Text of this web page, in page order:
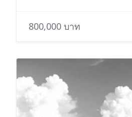
800,000 บาท